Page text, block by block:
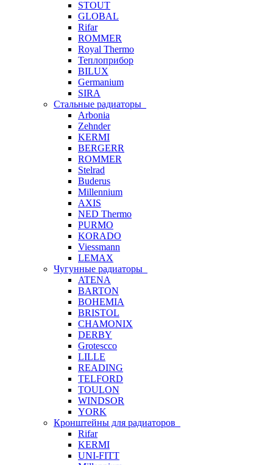
STOUT
GLOBAL
Rifar
ROMMER
Royal Thermo
Теплоприбор
BILUX
Germanium
SIRA
Стальные радиаторы
Arbonia
Zehnder
KERMI
BERGERR
ROMMER
Stelrad
Buderus
Millennium
AXIS
NED Thermo
PURMO
KORADO
Viessmann
LEMAX
Чугунные радиаторы
ATENA
BARTON
BOHEMIA
BRISTOL
CHAMONIX
DERBY
Grotescco
LILLE
READING
TELFORD
TOULON
WINDSOR
YORK
Кронштейны для радиаторов
Rifar
KERMI
UNI-FITT